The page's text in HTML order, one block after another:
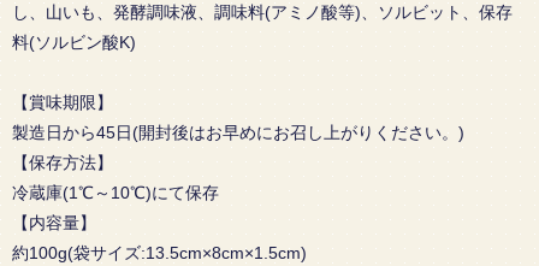
し、山いも、発酵調味液、調味料(アミノ酸等)、ソルビット、保存
料(ソルビン酸K)
【賞味期限】
製造日から45日(開封後はお早めにお召し上がりください。)
【保存方法】
冷蔵庫(1℃～10℃)にて保存
【内容量】
約100g(袋サイズ:13.5cm×8cm×1.5cm)